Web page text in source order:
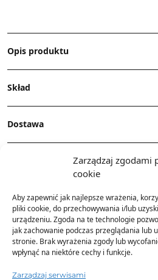
Zarządzaj zgodami
cookie
Aby zapewnić jak najlepsze wrażenia,
pliki cookie, do przechowywania i/lub
urządzeniu. Zgoda na te technologie
jak zachowanie podczas przeglądania lub
stronie. Brak wyrażenia zgody lub
wpłynąć na niektóre cechy i funkcje.
Zarządzaj serwisami
Opis produktu
Skład
Dostawa
Dodatkowe informacje
TO SIĘ TERAZ